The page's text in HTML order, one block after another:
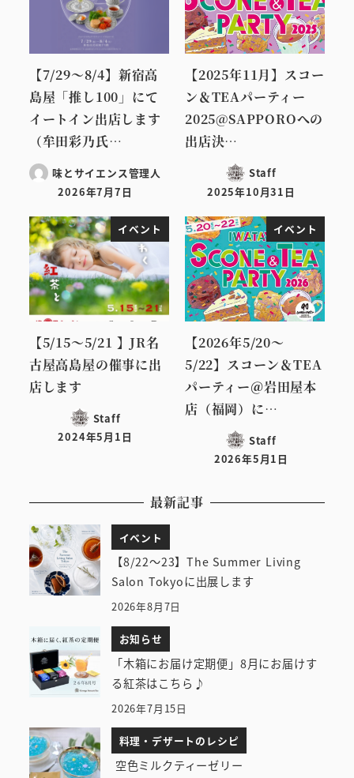
【7/29～8/4】新宿高
島屋「推し100」にて
イートイン出店します
（牟田彩乃氏…
味とサイエンス管理人
投稿日
2026年7月7日
【2025年11月】スコー
ン＆TEAパーティー
2025@SAPPOROへの
出店決…
Staff
投稿日
2025年10月31日
イベント
【5/15～5/21 】JR名
古屋高島屋の催事に出
店します
Staff
投稿日
2024年5月1日
イベント
【2026年5/20～
5/22】スコーン＆TEA
パーティー＠岩田屋本
店（福岡）に…
Staff
投稿日
2026年5月1日
最新記事
イベント
【8/22～23】The Summer Living
Salon Tokyoに出展します
2026年8月7日
お知らせ
「木箱にお届け定期便」8月にお届けす
る紅茶はこちら♪
2026年7月15日
料理・デザートのレシピ
空色ミルクティーゼリー